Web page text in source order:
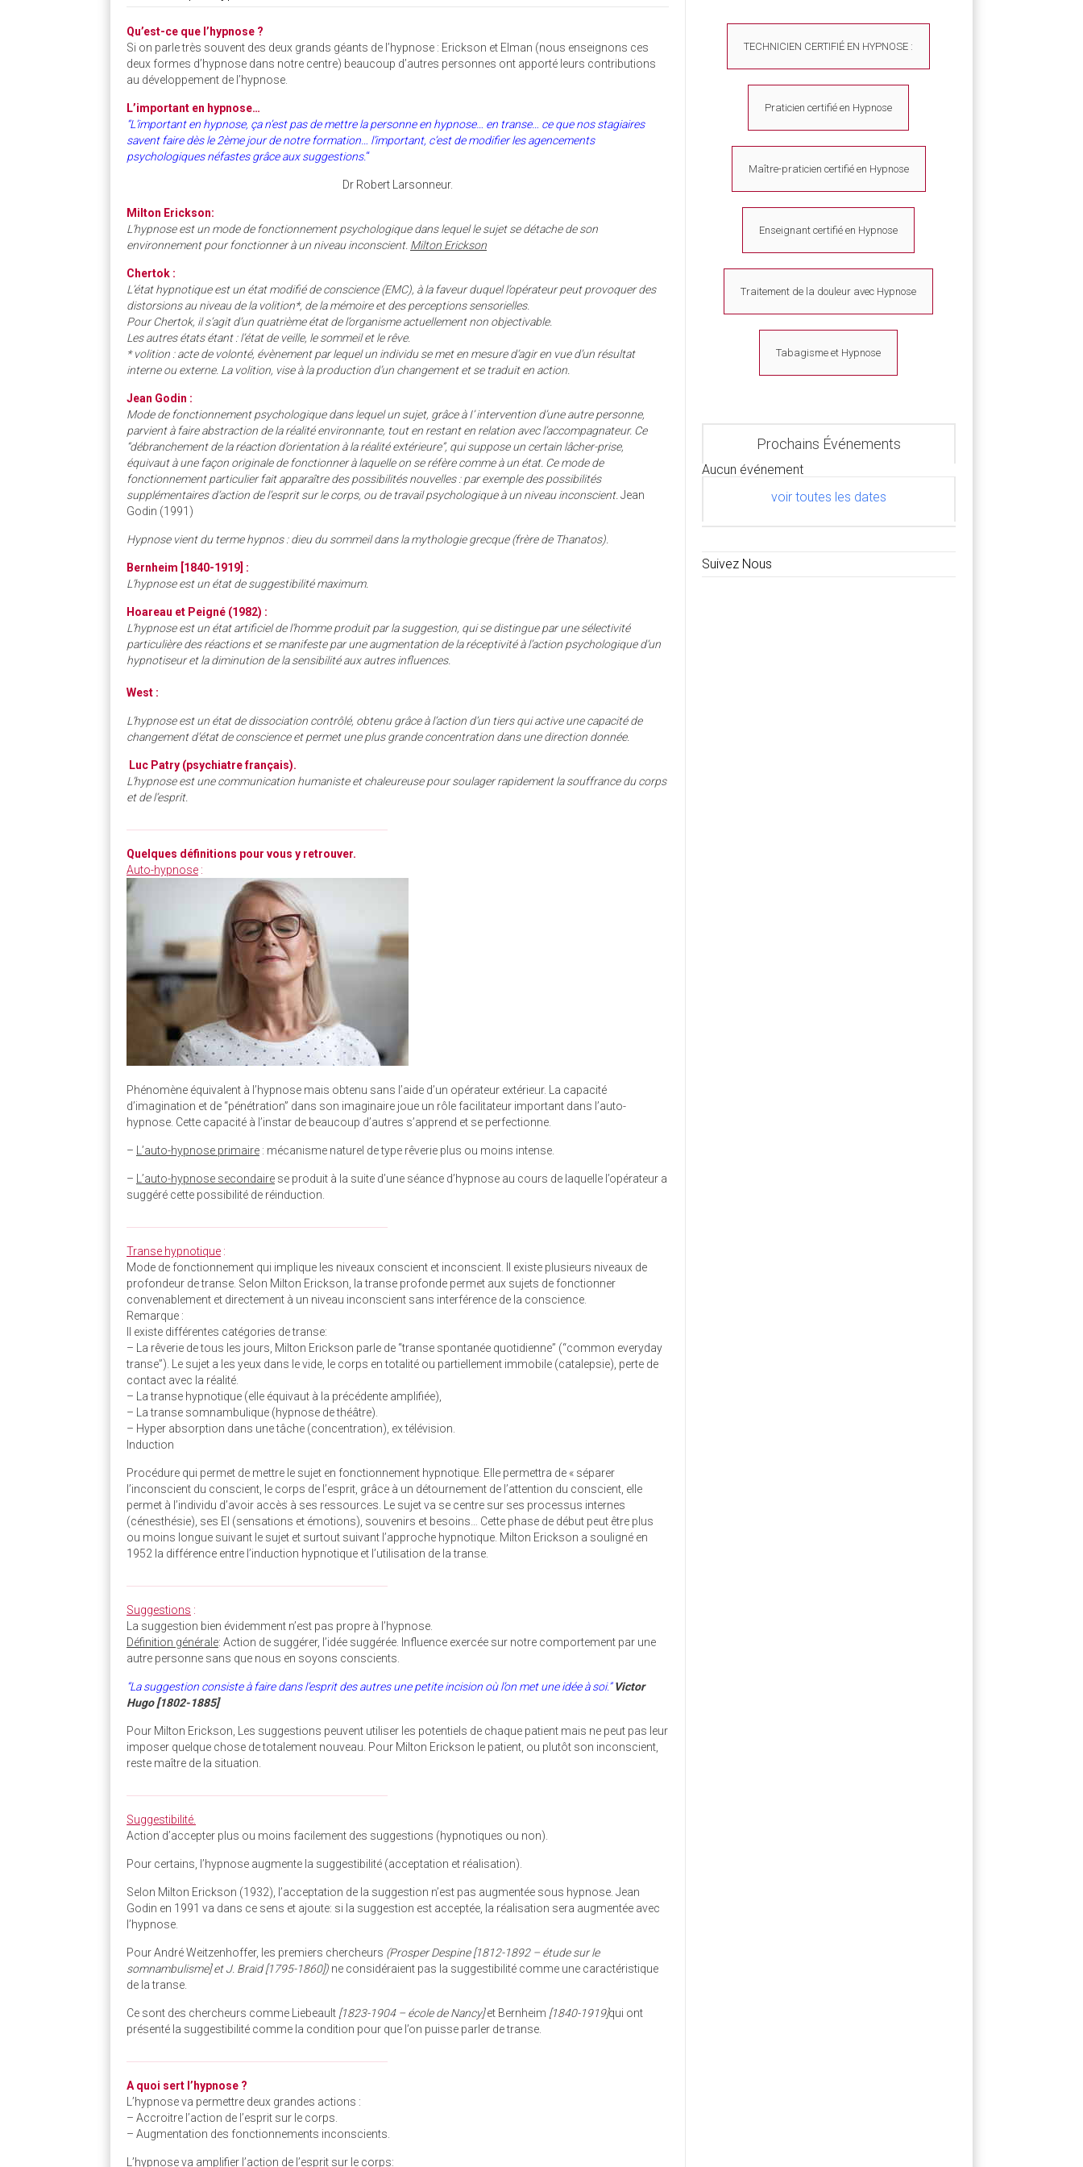
Qu’est-ce que l’hypnose ?
Si on parle très souvent des deux grands géants de l’hypnose : Erickson et Elman (nous enseignons ces
deux formes d’hypnose dans notre centre) beaucoup d’autres personnes ont apporté leurs contributions
au développement de l’hypnose.
L’important en hypnose…
“L’important en hypnose, ça n’est pas de mettre la personne en hypnose… en transe… ce que nos stagiaires
savent faire dès le 2ème jour de notre formation… l’important, c’est de modifier les agencements
psychologiques néfastes grâce aux suggestions.“
Dr Robert Larsonneur.
Milton Erickson:
L’hypnose est un mode de fonctionnement psychologique dans lequel le sujet se détache de son
environnement pour fonctionner à un niveau inconscient. Milton Erickson
Chertok :
L’état hypnotique est un état modifié de conscience (EMC), à la faveur duquel l’opérateur peut provoquer des
distorsions au niveau de la volition*, de la mémoire et des perceptions sensorielles.
Pour Chertok, il s’agit d’un quatrième état de l’organisme actuellement non objectivable.
Les autres états étant : l’état de veille, le sommeil et le rêve.
* volition : acte de volonté, évènement par lequel un individu se met en mesure d’agir en vue d’un résultat
interne ou externe. La volition, vise à la production d’un changement et se traduit en action.
Jean Godin :
Mode de fonctionnement psychologique dans lequel un sujet, grâce à I’ intervention d’une autre personne,
parvient à faire abstraction de la réalité environnante, tout en restant en relation avec l’accompagnateur. Ce
“débranchement de la réaction d’orientation à la réalité extérieure”, qui suppose un certain lâcher-prise,
équivaut à une façon originale de fonctionner à laquelle on se réfère comme à un état. Ce mode de
fonctionnement particulier fait apparaître des possibilités nouvelles : par exemple des possibilités
supplémentaires d’action de l’esprit sur le corps, ou de travail psychologique à un niveau inconscient.Jean
Godin (1991)
Hypnose vient du terme hypnos : dieu du sommeil dans la mythologie grecque (frère de Thanatos).
Bernheim [1840-1919] :
L’hypnose est un état de suggestibilité maximum.
Hoareau et Peigné (1982) :
L’hypnose est un état artificiel de l’homme produit par la suggestion, qui se distingue par une sélectivité
particulière des réactions et se manifeste par une augmentation de la réceptivité à l’action psychologique d’un
hypnotiseur et la diminution de la sensibilité aux autres influences.
West :
L’hypnose est un état de dissociation contrôlé, obtenu grâce à l’action d’un tiers qui active une capacité de
changement d’état de conscience et permet une plus grande concentration dans une direction donnée.
Luc Patry (psychiatre français).
L’hypnose est une communication humaniste et chaleureuse pour soulager rapidement la souffrance du corps
et de l’esprit.
Quelques définitions pour vous y retrouver.
Auto-hypnose :
Phénomène équivalent à l’hypnose mais obtenu sans l’aide d’un opérateur extérieur. La capacité
d’imagination et de “pénétration” dans son imaginaire joue un rôle facilitateur important dans l’auto-
hypnose. Cette capacité à l’instar de beaucoup d’autres s’apprend et se perfectionne.
– L’auto-hypnose primaire : mécanisme naturel de type rêverie plus ou moins intense.
– L’auto-hypnose secondaire se produit à la suite d’une séance d’hypnose au cours de laquelle l’opérateur a
suggéré cette possibilité de réinduction.
Transe hypnotique :
Mode de fonctionnement qui implique les niveaux conscient et inconscient. Il existe plusieurs niveaux de
profondeur de transe. Selon Milton Erickson, la transe profonde permet aux sujets de fonctionner
convenablement et directement à un niveau inconscient sans interférence de la conscience.
Remarque :
Il existe différentes catégories de transe:
– La rêverie de tous les jours, Milton Erickson parle de “transe spontanée quotidienne” (“common everyday
transe”). Le sujet a les yeux dans le vide, le corps en totalité ou partiellement immobile (catalepsie), perte de
contact avec la réalité.
– La transe hypnotique (elle équivaut à la précédente amplifiée),
– La transe somnambulique (hypnose de théâtre).
– Hyper absorption dans une tâche (concentration), ex télévision.
Induction
Procédure qui permet de mettre le sujet en fonctionnement hypnotique. Elle permettra de « séparer
l’inconscient du conscient, le corps de l’esprit, grâce à un détournement de l’attention du conscient, elle
permet à l’individu d’avoir accès à ses ressources. Le sujet va se centre sur ses processus internes
(cénesthésie), ses EI (sensations et émotions), souvenirs et besoins… Cette phase de début peut être plus
ou moins longue suivant le sujet et surtout suivant l’approche hypnotique. Milton Erickson a souligné en
1952 la différence entre l’induction hypnotique et l’utilisation de la transe.
Suggestions :
La suggestion bien évidemment n’est pas propre à l’hypnose.
Définition générale: Action de suggérer, l’idée suggérée. Influence exercée sur notre comportement par une
autre personne sans que nous en soyons conscients.
“La suggestion consiste à faire dans l’esprit des autres une petite incision où l’on met une idée à soi.” Victor
Hugo[1802-1885]
Pour Milton Erickson, Les suggestions peuvent utiliser les potentiels de chaque patient mais ne peut pas leur
imposer quelque chose de totalement nouveau. Pour Milton Erickson le patient, ou plutôt son inconscient,
reste maître de la situation.
Suggestibilité.
Action d’accepter plus ou moins facilement des suggestions (hypnotiques ou non).
Pour certains, l’hypnose augmente la suggestibilité (acceptation et réalisation).
Selon Milton Erickson (1932), l’acceptation de la suggestion n’est pas augmentée sous hypnose. Jean
Godin en 1991 va dans ce sens et ajoute: si la suggestion est acceptée, la réalisation sera augmentée avec
l’hypnose.
Pour André Weitzenhoffer, les premiers chercheurs (Prosper Despine [1812-1892 – étude sur le
somnambulisme] et J. Braid [1795-1860]) ne considéraient pas la suggestibilité comme une caractéristique
de la transe.
Ce sont des chercheurs comme Liebeault [1823-1904 – école de Nancy]et Bernheim [1840-1919]qui ont
présenté la suggestibilité comme la condition pour que l’on puisse parler de transe.
A quoi sert l’hypnose ?
L’hypnose va permettre deux grandes actions :
– Accroitre l’action de l’esprit sur le corps.
– Augmentation des fonctionnements inconscients.
L’hypnose va amplifier l’action de l’esprit sur le corps:
TECHNICIEN CERTIFIÉ EN HYPNOSE :
Praticien certifié en Hypnose
Maître-praticien certifié en Hypnose
Enseignant certifié en Hypnose
Traitement de la douleur avec Hypnose
Tabagisme et Hypnose
Prochains Événements
Aucun événement
voir toutes les dates
Suivez Nous